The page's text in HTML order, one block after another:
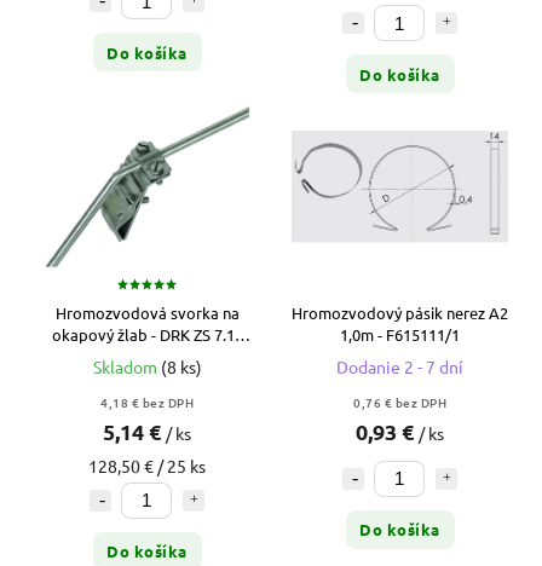
Do košíka
Do košíka
Hromozvodová svorka na
okapový žlab - DRK ZS 7.10
W13.25 AL
Skladom (8 ks)
4,18 € bez DPH
5,14 € / ks
128,50 € / 25 ks
Do košíka
Hromozvodový pásik nerez A2
1,0m - F615111/1
Dodanie 2 - 7 dní
0,76 € bez DPH
0,93 € / ks
Do košíka